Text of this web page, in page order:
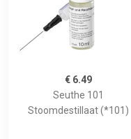
€ 6.49
Seuthe 101
Stoomdestillaat (*101)